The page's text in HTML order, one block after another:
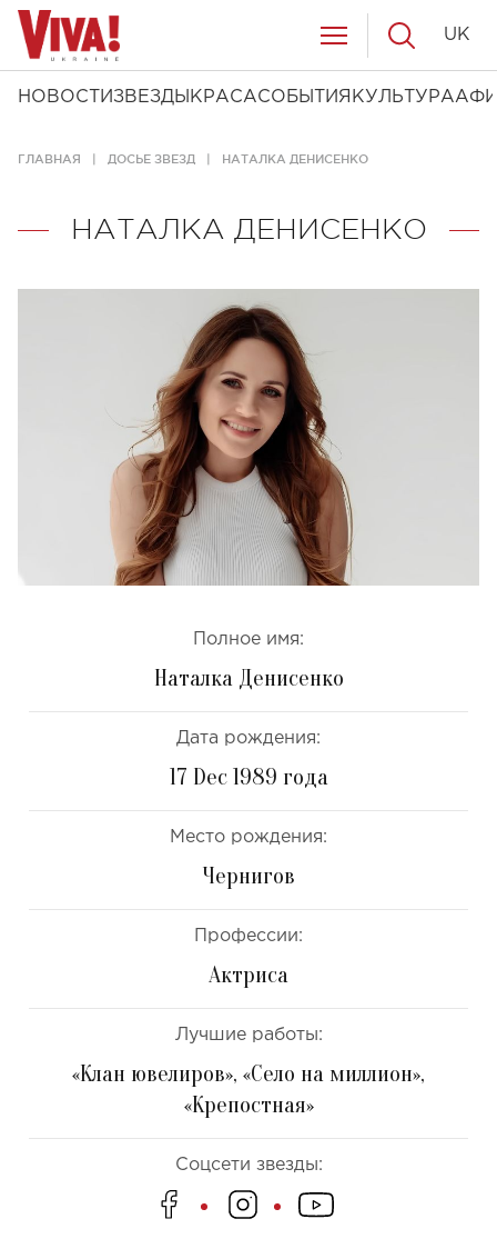
НОВОСТИ ЗВЕЗДЫ КРАСАСОБЫТИЯ КУЛЬТУРА
UK
ГЛАВНАЯ ДОСЬЕ ЗВЕЗД НАТАЛКА ДЕНИСЕНКО
НАТАЛКА ДЕНИСЕНКО
Полное имя:
Наталка Денисенко
Дата рождения:
17 Dec 1989 года
Место рождения:
Чернигов
Профессии:
Актриса
Лучшие работы:
«Клан ювелиров», «Село на миллион»,
«Крепостная»
Соцсети звезды: